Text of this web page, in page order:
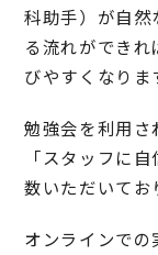
科助手）が自
る流れができ
びやすくなりま
勉強会を利用さ
「スタッフに
数いただいてお
オンラインでの